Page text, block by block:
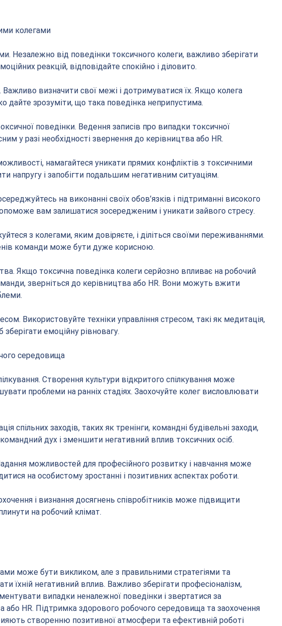
колегами
Незалежно від поведінки токсичного колеги, важливо зберігати
реакцій, відповідайте спокійно і діловито.
Важливо визначити свої межі і дотримуватися їх. Якщо колега
дайте зрозуміти, що така поведінка неприпустима.
поведінки. Ведення записів про випадки токсичної
у разі необхідності звернення до керівництва або HR.
намагайтеся уникати прямих конфліктів з токсичними
напругу і запобігти подальшим негативним ситуаціям.
на виконанні своїх обов’язків і підтриманні високого
вам залишатися зосередженим і уникати зайвого стресу.
з колегами, яким довіряєте, і діліться своїми переживаннями.
команди може бути дуже корисною.
Якщо токсична поведінка колеги серйозно впливає на робочий
зверніться до керівництва або HR. Вони можуть вжити
Використовуйте техніки управління стресом, такі як медитація,
зберігати емоційну рівновагу.
середовища
Створення культури відкритого спілкування може
проблеми на ранніх стадіях. Заохочуйте колег висловлювати
спільних заходів, таких як тренінги, командні будівельні заходи,
дух і зменшити негативний вплив токсичних осіб.
можливостей для професійного розвитку і навчання може
на особистому зростанні і позитивних аспектах роботи.
і визнання досягнень співробітників може підвищити
на робочий клімат.
може бути викликом, але з правильними стратегіями та
їхній негативний вплив. Важливо зберігати професіоналізм,
випадки неналежної поведінки і звертатися за
або HR. Підтримка здорового робочого середовища та заохочення
створенню позитивної атмосфери та ефективній роботі